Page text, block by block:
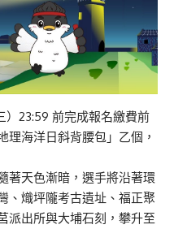
23:59 前完成報名繳費前
理海洋日斜背腰包」乙個，
著天色漸暗，選手將沿著環
、熾坪隴考古遺址、福正聚
派出所與大埔石刻，攀升至